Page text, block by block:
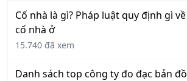
Cố nhà là gì? Pháp luật quy định gì về
cố nhà ở
15.740 đã xem
Danh sách top công ty đo đạc bản đồ